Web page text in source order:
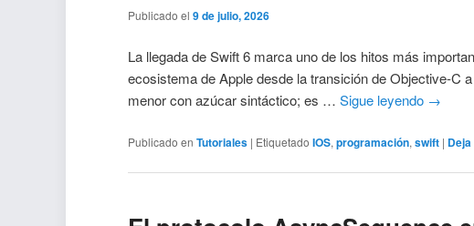
Publicado el9 de julio, 2026
La llegada de Swift 6 marca uno de los hitos más
ecosistema de Apple desde la transición de Objective-C
menor con azúcar sintáctico; es …Sigue leyendo →
Publicado en Tutoriales | Etiquetado IOS,programación,swift |